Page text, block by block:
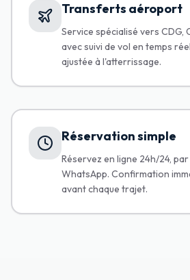
Transferts aéroport
Service spécialisé vers CDG,
avec suivi de vol en temps
ajustée à l'atterrissage.
Réservation simple
Réservez en ligne 24h/24,
WhatsApp. Confirmation
avant chaque trajet.